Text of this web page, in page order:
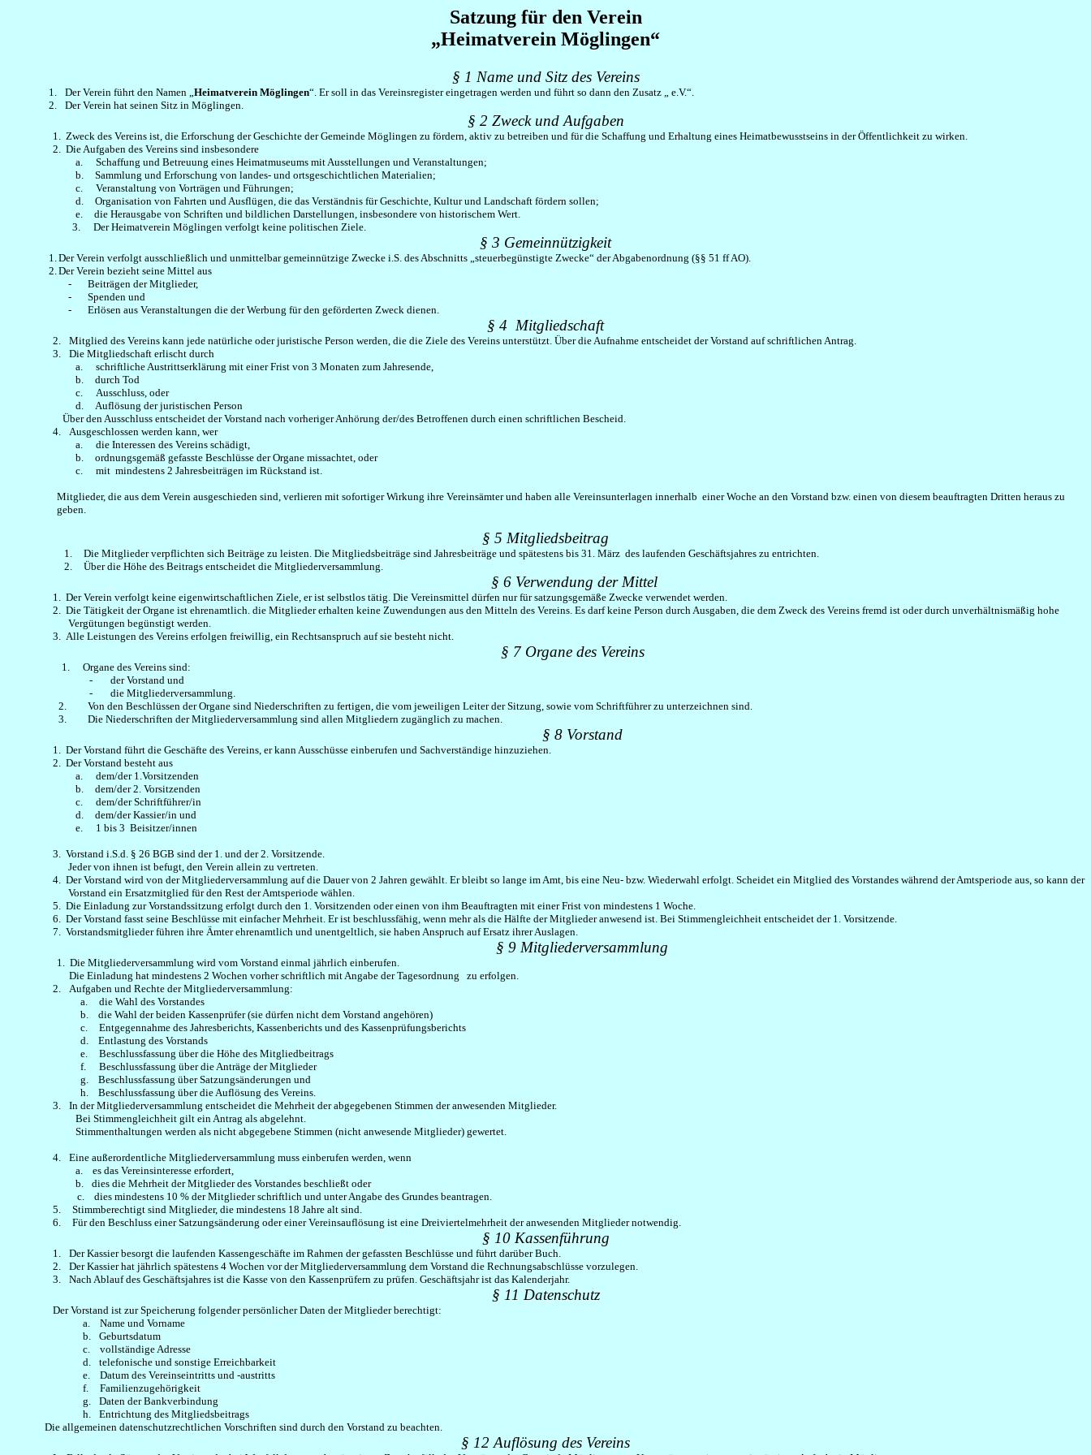
Satzung für den Verein
„Heimatverein Möglingen“
§ 1 Name und Sitz des Vereins
1. Der Verein führt den Namen „Heimatverein Möglingen“. Er soll in das Vereinsregister eingetragen werden und führt so dann den Zusatz „ e.V.“.
2.
Der Verein hat seinen Sitz in Möglingen.
§ 2 Zweck und Aufgaben
1. Zweck des Vereins ist, die Erforschung der Geschichte der Gemeinde Möglingen zu fördern, aktiv zu betreiben und für die Schaffung und Erhaltung eines Heimatbewusstseins in der Öffentlichkeit zu wirken.
2. Die Aufgaben des Vereins sind insbesondere
a.
Schaffung und Betreuung eines Heimatmuseums mit Ausstellungen und Veranstaltungen;
b.
Sammlung und Erforschung von landes- undortsgeschichtlichen Materialien;
c.
Veranstaltung von Vorträgen und Führungen;
d.
Organisation von Fahrten und Ausflügen, die das Verständnis für Geschichte, Kultur und Landschaft fördern sollen;
e.
die Herausgabe von Schriften und bildlichen Darstellungen, insbesondere von historischem Wert.
3.
Der Heimatverein Möglingen verfolgt keine politischen Ziele.
§ 3 Gemeinnützigkeit
1.Der Verein verfolgt ausschließlich und unmittelbar gemeinnützige Zwecke i.S. des Abschnitts „steuerbegünstigte Zwecke“ der Abgabenordnung (§§ 51 ff AO).
2.Der Verein bezieht seine Mittel aus
-
Beiträgen der Mitglieder,
-
Spenden und
-
Erlösen aus Veranstaltungen die der Werbung für den geförderten Zweck dienen.
§ 4 Mitgliedschaft
2.
Mitglied des Vereins kann jede natürliche oder juristische Person werden, die die Ziele des Vereins unterstützt. Über die Aufnahme entscheidet der Vorstand auf schriftlichen Antrag.
3.
Die Mitgliedschaft erlischt durch
a.
schriftliche Austrittserklärung mit einer Frist von 3 Monaten zum Jahresende,
b.
durch Tod
c.
Ausschluss, oder
d.
Auflösung der juristischen Person
Über den Ausschluss entscheidet der Vorstand nach vorheriger Anhörung der/des Betroffenen durch einen schriftlichen Bescheid.
4.
Ausgeschlossen werden kann, wer
a.
die Interessen des Vereins schädigt,
b.
ordnungsgemäß gefasste Beschlüsse der Organe missachtet, oder
c.
mit mindestens 2 Jahresbeiträgen im Rückstand ist.
Mitglieder, die aus dem Verein ausgeschieden sind, verlieren mit sofortiger Wirkung ihre Vereinsämter und haben alle Vereinsunterlagen innerhalb einer Woche an den Vorstand bzw. einen von diesem beauftragten Dritten heraus zu
geben.
§ 5 Mitgliedsbeitrag
1.
Die Mitglieder verpflichten sich Beiträge zu leisten. Die Mitgliedsbeiträge sind Jahresbeiträge und spätestens bis 31. März des laufenden Geschäftsjahres zu entrichten.
2.
Über die Höhe des Beitrags entscheidet die Mitgliederversammlung.
§ 6 Verwendung der Mittel
1. Der Verein verfolgt keine eigenwirtschaftlichen Ziele, er ist selbstlos tätig. Die Vereinsmittel dürfen nur für satzungsgemäße Zwecke verwendet werden.
2. Die Tätigkeit der Organe ist ehrenamtlich. die Mitglieder erhalten keine Zuwendungen aus den Mitteln des Vereins. Es darf keine Person durch Ausgaben, die dem Zweck des Vereins fremd ist oder durch unverhältnismäßig hohe
Vergütungen begünstigt werden.
3. Alle Leistungen des Vereins erfolgen freiwillig, ein Rechtsanspruch auf sie besteht nicht.
§ 7 Organe des Vereins
1.
Organe des Vereins sind:
-
der Vorstand und
-
die Mitgliederversammlung.
2.
Von den Beschlüssen der Organe sind Niederschriften zu fertigen, die vom jeweiligen Leiter der Sitzung, sowie vom Schriftführer zu unterzeichnen sind.
3.
Die Niederschriften der Mitgliederversammlung sind allen Mitgliedern zugänglich zu machen.
§ 8 Vorstand
1. Der Vorstand führt die Geschäfte des Vereins, er kann Ausschüsse einberufen und Sachverständige hinzuziehen.
2. Der Vorstand besteht aus
a.
dem/der 1.Vorsitzenden
b.
dem/der 2. Vorsitzenden
c.
dem/der Schriftführer/in
d.
dem/der Kassier/in und
e.
1 bis 3 Beisitzer/innen
3. Vorstand i.S.d. § 26 BGB sind der 1. und der 2. Vorsitzende.
Jeder von ihnen ist befugt, den Verein allein zu vertreten.
4. Der Vorstand wird von der Mitgliederversammlung auf die Dauer von 2 Jahren gewählt. Er bleibt so lange im Amt, bis eine Neu- bzw. Wiederwahl erfolgt. Scheidet ein Mitglied des Vorstandes während der Amtsperiode aus, so kann der
Vorstand ein Ersatzmitglied für den Rest der Amtsperiode wählen.
5. Die Einladung zur Vorstandssitzung erfolgt durch den 1. Vorsitzenden oder einen von ihm Beauftragten mit einer Frist von mindestens 1 Woche.
6. Der Vorstand fasst seine Beschlüsse mit einfacher Mehrheit. Er ist beschlussfähig, wenn mehr als die Hälfte der Mitglieder anwesend ist. Bei Stimmengleichheit entscheidet der 1. Vorsitzende.
7. Vorstandsmitglieder führen ihre Ämter ehrenamtlich und unentgeltlich, sie haben Anspruch auf Ersatz ihrer Auslagen.
§ 9 Mitgliederversammlung
1. Die Mitgliederversammlung wird vom Vorstand einmal jährlich einberufen.
Die Einladung hat mindestens 2 Wochen vorher schriftlich mit Angabe der Tagesordnung zu erfolgen.
2.
Aufgaben und Rechte der Mitgliederversammlung:
a.
die Wahl des Vorstandes
b.
dieWahl der beiden Kassenprüfer (sie dürfen nicht dem Vorstand angehören)
c.
Entgegennahmedes Jahresberichts, Kassenberichts und des Kassenprüfungsberichts
d.
Entlastung des Vorstands
e.
Beschlussfassung über die Höhe des Mitgliedbeitrags
f.
Beschlussfassung über die Anträge der Mitglieder
g.
Beschlussfassung überSatzungsänderungenund
h.
Beschlussfassung über die Auflösung des Vereins.
3.
In der Mitgliederversammlung entscheidet die Mehrheit der abgegebenen Stimmen der anwesenden Mitglieder.
Bei Stimmengleichheit gilt ein Antrag als abgelehnt.
Stimmenthaltungen werden als nicht abgegebene Stimmen (nicht anwesende Mitglieder) gewertet.
4.
Eine außerordentliche Mitgliederversammlung muss einberufen werden, wenn
a.
es das Vereinsinteresse erfordert,
b.
dies die Mehrheit der Mitglieder des Vorstandes beschließt oder
c.
dies mindestens 10 % der Mitglieder schriftlich und unter Angabe des Grundes beantragen.
5.
Stimmberechtigt sind Mitglieder, die mindestens 18 Jahre alt sind.
6.
Für den Beschluss einerSatzungsänderung oder einer Vereinsauflösung ist eine Dreiviertelmehrheit der anwesenden Mitglieder notwendig.
§ 10 Kassenführung
1.
Der Kassier besorgt die laufenden Kassengeschäfte im Rahmen der gefassten Beschlüsse und führt darüber Buch.
2.
Der Kassier hat jährlich spätestens 4 Wochen vor der Mitgliederversammlung dem Vorstand die Rechnungsabschlüsse vorzulegen.
3.
Nach Ablauf des Geschäftsjahres ist die Kasse von den Kassenprüfern zu prüfen. Geschäftsjahr ist das Kalenderjahr.
§ 11 Datenschutz
Der Vorstand ist zur Speicherung folgender persönlicher Daten der Mitglieder berechtigt:
a.
Name und Vorname
b.
Geburtsdatum
c.
vollständige Adresse
d.
telefonische und sonstige Erreichbarkeit
e.
Datum des Vereinseintritts und -austritts
f.
Familienzugehörigkeit
g.
Daten der Bankverbindung
h.
Entrichtung des Mitgliedsbeitrags
Die allgemeinen datenschutzrechtlichen Vorschriften sind durch den Vorstand zu beachten.
§ 12 Auflösung des Vereins